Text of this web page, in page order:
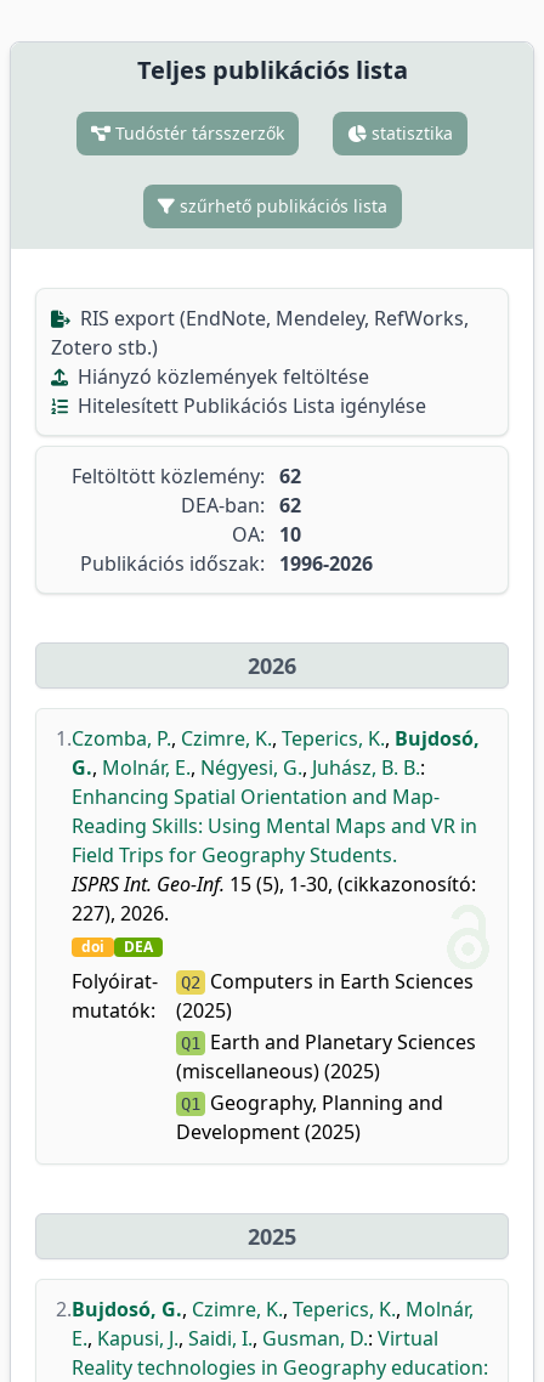
Teljes publikációs lista
Tudóstér társszerzők statisztika
szűrhető publikációs lista
RIS export (EndNote, Mendeley, RefWorks,
Zotero stb.)
Hiányzó közlemények feltöltése
Hitelesített Publikációs Lista igénylése
Feltöltött közlemény: 62
DEA-ban: 62
OA:
10
Publikációs időszak:
1996-2026
2026
1.Czomba, P., Czimre, K., Teperics, K., Bujdosó,
G., Molnár, E., Négyesi, G., Juhász, B. B.:
Enhancing Spatial Orientation and Map-
Reading Skills: Using Mental Maps and VR in
Field Trips for Geography Students.
ISPRS Int. Geo-Inf. 15 (5), 1-30, (cikkazonosító:
227), 2026.
doi DEA
Folyóirat-
mutatók:
Q2 Computers in Earth Sciences
(2025)
Q1 Earth and Planetary Sciences
(miscellaneous) (2025)
Q1 Geography, Planning and
Development (2025)
2025
2.Bujdosó, G., Czimre, K., Teperics, K., Molnár,
E., Kapusi, J., Saidi, I., Gusman, D.: Virtual
Reality technologies in Geography education: